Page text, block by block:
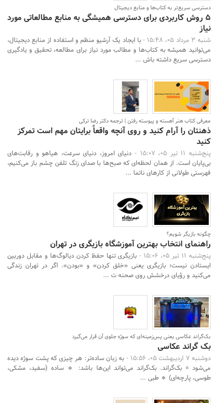
دسترسی سریع‌تر به کتاب‌ها و منابع دیجیتال
۵ روش کاربردی برای دسترسی همیشگی به منابع مطالعاتی مورد
نیاز
شنبه 3 مرداد 05، 15:48 -
با ایجاد یک آرشیو منظم و استفاده از منابع دیجیتال،
می‌توانید همیشه به کتاب‌ها و مطالب مورد نیاز برای مطالعه، تحقیق و یادگیری
دسترسی سریع داشته باش ...
معرفی کتاب هنر آهسته و پیوسته رفتن | ترجمه دکتر رضا ترکی
ذهنتان را آرام کنید و روی آنچه واقعاً برایتان مهم است تمرکز
کنید
پنج‌شنبه 11 تیر 05، 15:07 -
دنیای امروز، دنیای سرعت، هیاهو و رقابت‌های
بی‌پایان است. از همان لحظه‌ای که صبح‌ها با صدای زنگ تلفن چشم باز می‌کنیم،
فهرستی طولانی از کارهای ناتما ...
چگونه بازیگر شویم؟
راهنمای انتخاب بهترین آموزشگاه بازیگری در تهران
پنج‌شنبه 11 تیر 05، 15:06 -
بازیگری تنها حفظ کردن دیالوگ‌ها و مقابل دوربین
ایستادن نیست؛ بازیگری یعنی «خلق کردن» و «بودن». اگر در تهران زندگی
می‌کنید و رؤیای درخشش روی صحنه ت ...
بک‌گراند عکاسی یعنی پس‌زمینه‌ای که سوژه جلوی آن قرار می‌گیرد
بک گراند عکاسی
دوشنبه 7 اردیبهشت 05، 15:56 -
به زبان ساده‌تر: هر چیزی که پشت سوژه دیده
می‌شود = بک‌گراند. بک‌گراند می‌تواند این‌ها باشد: 🔹 ساده (سفید، مشکی،
طوسی، پارچه‌ای) 🔹 طبی ...